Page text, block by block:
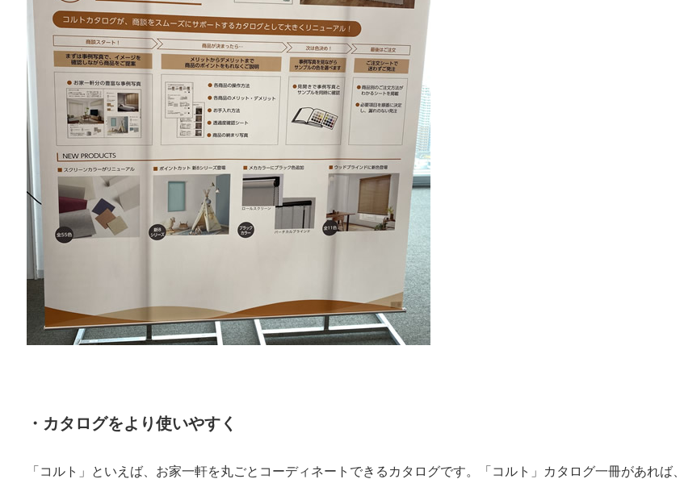
・カタログをより使いやすく
「コルト」といえば、お家一軒を丸ごとコーディネートできるカタログです。「コルト」カタログ一冊があれば、